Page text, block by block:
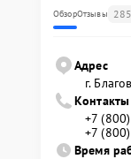
ОбзорОтзывы 285
Адрес
г.
Контакты
+7
+7
Время